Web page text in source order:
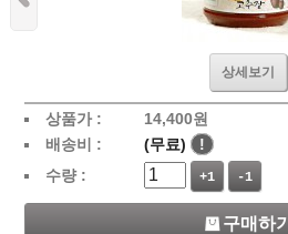
상세보기
상품가 : 14,400원
배송비 :
(무료)
!
수량 :
+1 -1
구매하기